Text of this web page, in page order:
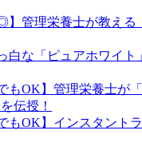
】管理栄養士が教える
白な「ピュアホワイ
もOK】管理栄養士が
伝授！
もOK】インスタント